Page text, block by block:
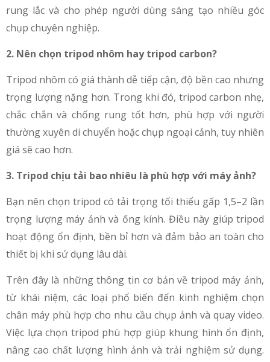
rung lắc và cho phép người dùng sáng tạo nhiều góc
chụp chuyên nghiệp.
2. Nên chọn tripod nhôm hay tripod carbon?
Tripod nhôm có giá thành dễ tiếp cận, độ bền cao nhưng
trọng lượng nặng hơn. Trong khi đó, tripod carbon nhẹ,
chắc chắn và chống rung tốt hơn, phù hợp với người
thường xuyên di chuyển hoặc chụp ngoại cảnh, tuy nhiên
giá sẽ cao hơn.
3. Tripod chịu tải bao nhiêu là phù hợp với máy ảnh?
Bạn nên chọn tripod có tải trọng tối thiểu gấp 1,5–2 lần
trọng lượng máy ảnh và ống kính. Điều này giúp tripod
hoạt động ổn định, bền bỉ hơn và đảm bảo an toàn cho
thiết bị khi sử dụng lâu dài.
Trên đây là những thông tin cơ bản về tripod máy ảnh,
từ khái niệm, các loại phổ biến đến kinh nghiệm chọn
chân máy phù hợp cho nhu cầu chụp ảnh và quay video.
Việc lựa chọn tripod phù hợp giúp khung hình ổn định,
nâng cao chất lượng hình ảnh và trải nghiệm sử dụng.